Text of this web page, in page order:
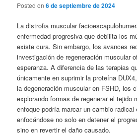
Posted on6 de septiembre de 2024
La distrofia muscular
enfermedad progresiva que debilita los
existe cura. Sin embargo, los avances
investigación de regeneración muscular
esperanza. A diferencia de las terapias
únicamente en suprimir la proteína
la degeneración muscular en FSHD, los
explorando formas de regenerar el tejido
enfoque podría marcar un cambio radical
enfocándose no solo en detener el
sino en revertir el daño causado.